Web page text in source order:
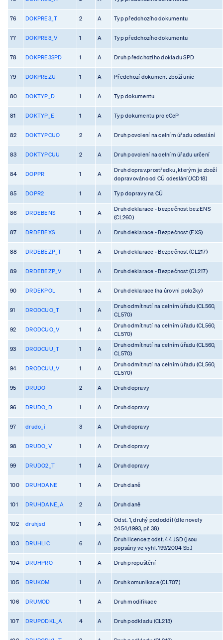
76 DOKPRE3_T 2 A Typ předchozího dokumentu
77 DOKPRE3_V 1 A Typ předchozího dokumentu
78 DOKPRE3SPD 1 A Druh předchozího dokladu SPD
79 DOKPREZU 1 A Předchozí dokument zboží unie
80 DOKTYP_D 1 A Typ dokumentu
81 DOKTYP_E 1 A Typ dokumentu pro eCeP
82 DOKTYPCUO 2 A Druh povolení na celním úřadu odeslání
83 DOKTYPCUU 2 A Druh povolení na celním úřadu určení
84 DOPPR 1 A
Druh doprav.prostředku, kterým je zboží
dopravováno od CÚ odeslání(JCD18)
85 DOPR2 1 A Typ dopravy na CÚ
86 DRDEBENS 1 A
Druh deklarace - bezpečnost bez ENS
(CL260)
87 DRDEBEXS 1 A Druh deklarace - Bezpečnost (EXS)
88 DRDEBEZP_T 1 A Druh deklarace - Bezpečnost (CL217)
89 DRDEBEZP_V 1 A Druh deklarace - Bezpečnost (CL217)
90 DRDEKPOL 1 A Druh deklarace (na úrovni položky)
91 DRODCUO_T 1 A
Druh odmítnutí na celním úřadu (CL560,
CL570)
92 DRODCUO_V 1 A
Druh odmítnutí na celním úřadu (CL560,
CL570)
93 DRODCUU_T 1 A
Druh odmítnutí na celním úřadu (CL560,
CL570)
94 DRODCUU_V 1 A
Druh odmítnutí na celním úřadu (CL560,
CL570)
95 DRUDO 2 A Druh dopravy
96 DRUDO_D 1 A Druh dopravy
97 drudo_i 3 A Druh dopravy
98 DRUDO_V 1 A Druh dopravy
99 DRUDO2_T 1 A Druh dopravy
100 DRUHDANE 1 A Druh daně
101 DRUHDANE_A 2 A Druh daně
102 druhjsd 1 A
Odst. 1, druhý pododdíl (dle novely
2454/1993, př. 38)
103 DRUHLIC 6 A
Druh licence z odst. 44 JSD (jsou
popsány ve vyhl. 199/2004 Sb.)
104 DRUHPRO 1 A Druh propuštění
105 DRUKOM 1 A Druh komunikace (CL707)
106 DRUMOD 1 A Druh modifikace
107 DRUPODKL_A 4 A Druh podkladu (CL213)